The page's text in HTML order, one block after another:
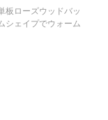
板ローズウッドバッ
シェイプでウォーム